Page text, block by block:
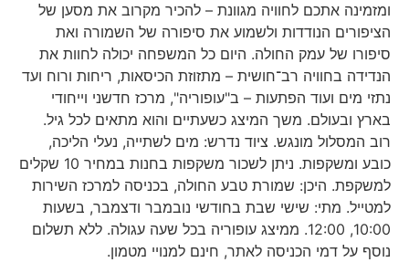
ומזמינה אתכם לחוויה מגוונת – להכיר מקרוב את מסען של
הציפורים הנודדות ולשמוע את סיפורה של השמורה ואת
סיפורו של עמק החולה. היום כל המשפחה יכולה לחוות את
הנדידה בחוויה רב־חושית – מתזוזת הכיסאות, ריחות ורוח ועד
נתזי מים ועוד הפתעות – ב"עופוריה", מרכז חדשני וייחודי
בארץ ובעולם. משך המיצג כשעתיים והוא מתאים לכל גיל.
רוב המסלול מונגש. ציוד נדרש: מים לשתייה, נעלי הליכה,
כובע ומשקפות. ניתן לשכור משקפות בחנות במחיר 10 שקלים
למשקפת. היכן: שמורת טבע החולה, בכניסה למרכז השירות
למטייל. מתי: שישי שבת בחודשי נובמבר ודצמבר, בשעות
10:00, 12:00. ממיצג עופוריה בכל שעה עגולה. ללא תשלום
נוסף על דמי הכניסה לאתר, חינם למנויי מטמון.